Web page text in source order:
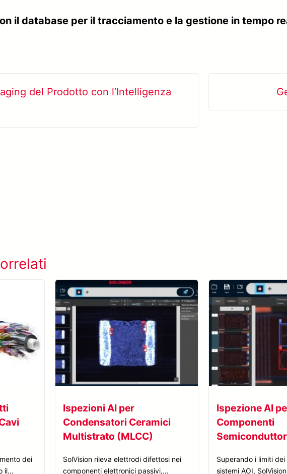
il database per il tracciamento e la gestione in tempo
del Prodotto con l’Intelligenza
dei
il
Ispezioni AI per
Condensatori Ceramici
Multistrato (MLCC)
SolVision rileva elettrodi difettosi nei
componenti elettronici passivi,
Ispezione AI
Componenti
Superando i limiti
sistemi AOI,